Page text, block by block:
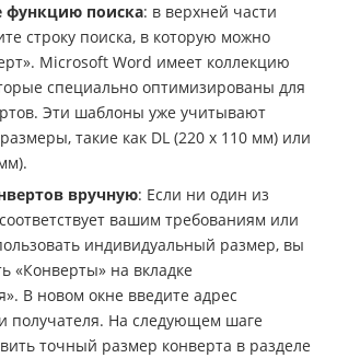
функцию поиска: в верхней части
строку поиска, в которую можно
Microsoft Word имеет коллекцию
специально оптимизированы для
Эти шаблоны уже учитывают
такие как DL (220 x 110 мм) или
вручную: Если ни один из
вашим требованиям или
индивидуальный размер, вы
«Конверты» на вкладке
В новом окне введите адрес
получателя. На следующем шаге
точный размер конверта в разделе